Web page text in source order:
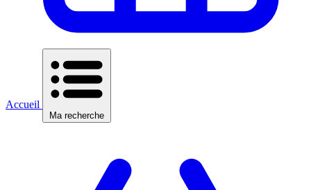
Accueil
Ma recherche